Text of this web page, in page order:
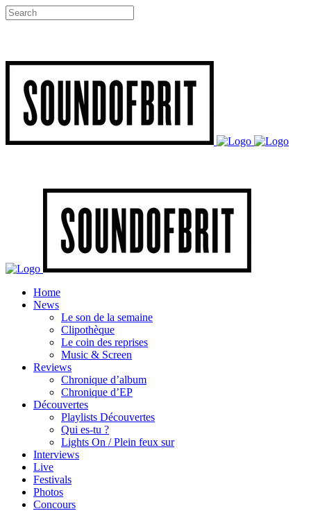
Home
News
Le son de la semaine
Clipothèque
Le coin des reprises
Music & Screen
Reviews
Chronique d’album
Chronique d’EP
Découvertes
Playlists Découvertes
Qui es-tu ?
Lights On / Plein feux sur
Interviews
Live
Festivals
Photos
Concours